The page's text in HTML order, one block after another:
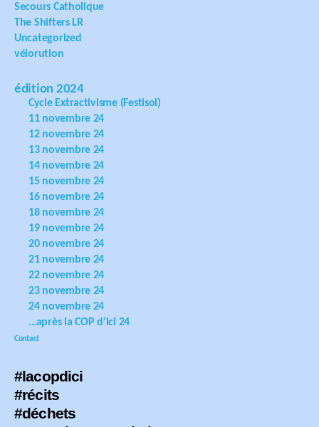
Secours Catholique
The Shifters LR
Uncategorized
vélorution
édition 2024
Cycle Extractivisme (Festisol)
11 novembre 24
12 novembre 24
13 novembre 24
14 novembre 24
15 novembre 24
16 novembre 24
18 novembre 24
19 novembre 24
20 novembre 24
21 novembre 24
22 novembre 24
23 novembre 24
24 novembre 24
…après la COP d’ici 24
Contact
#lacopdici
#récits
#déchets